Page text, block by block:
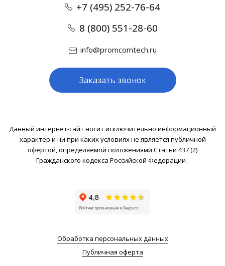
+7 (495) 252-76-64
8 (800) 551-28-60
info@promcomtech.ru
Заказать звонок
Данный интернет-сайт носит исключительно информационный
характер и ни при каких условиях не является публичной
офертой, определяемой положениями Статьи 437 (2)
Гражданского кодекса Российской Федерации .
Обработка персональных данных
Публичная оферта